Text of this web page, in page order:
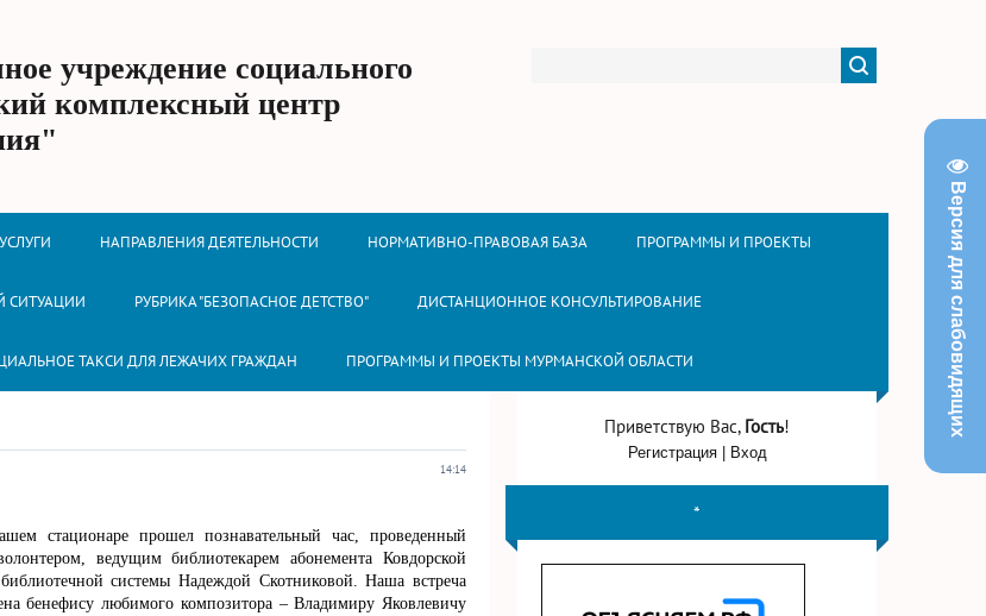
Версия для слабовидящих
учреждение социального
комплексный центр
УСЛУГИ НАПРАВЛЕНИЯ ДЕЯТЕЛЬНОСТИ НОРМАТИВНО-ПРАВОВАЯ БАЗА ПРОГРАММЫ И ПРОЕКТЫ
СИТУАЦИИ РУБРИКА "БЕЗОПАСНОЕ ДЕТСТВО" ДИСТАНЦИОННОЕ КОНСУЛЬТИРОВАНИЕ
ТАКСИ ДЛЯ ЛЕЖАЧИХ ГРАЖДАН ПРОГРАММЫ И ПРОЕКТЫ МУРМАНСКОЙ ОБЛАСТИ
14:14
стационаре прошел познавательный час, проведенный
ведущим библиотекарем абонемента Ковдорской
системы Надеждой Скотниковой. Наша встреча
бенефису любимого композитора – Владимиру Яковлевичу
Приветствую Вас, Гость!
Регистрация| Вход
*